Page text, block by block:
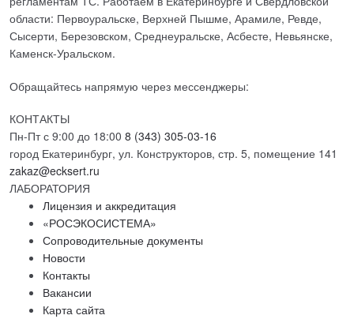
области: Первоуральске, Верхней Пышме, Арамиле, Ревде,
Сысерти, Березовском, Среднеуральске, Асбесте, Невьянске,
Каменск-Уральском.
Обращайтесь напрямую через мессенджеры:
КОНТАКТЫ
Пн-Пт с 9:00 до 18:00 8 (343) 305-03-16
город Екатеринбург, ул. Конструкторов, стр. 5, помещение 141
zakaz@ecksert.ru
ЛАБОРАТОРИЯ
Лицензия и аккредитация
«РОСЭКОСИСТЕМА»
Сопроводительные документы
Новости
Контакты
Вакансии
Карта сайта